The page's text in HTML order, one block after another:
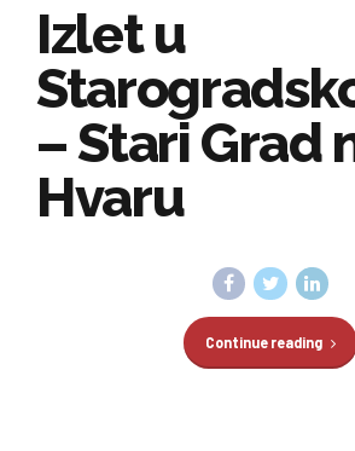
Izlet u
– Stari Grad
Hvaru
Continue reading